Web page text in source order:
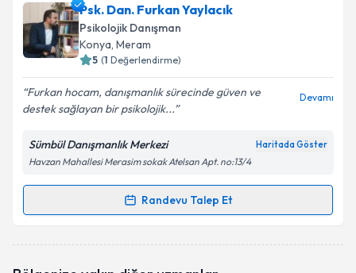
Psk. Büşra Kahramaniçin randevu takvimi talebi
oluşturun. Size bu uzmandan randevu almanız için bir
takvim hazırlandığında e-posta ile bilgilendireceğiz.
Kişisel verilerimin işlenmesine ilişkin
Aydınlatma
Metni'ni okudum ve kişisel verilerimin belirtilen
kapsamda işlenmesini kabul ediyorum.
Psk. Dan. Furkan Yaylacık
Psikolojik Danışman
Konya, Meram
5 (1 Değerlendirme)
Furkan hocam, danışmanlık sürecinde güven ve
destek sağlayan bir psikolojik...
Devamı
Sümbül Danışmanlık Merkezi Haritada Göster
Havzan Mahallesi Merasim sokak Atelsan Apt. no:13/4
Randevu Talep Et
Randevu Takvimi Talebi